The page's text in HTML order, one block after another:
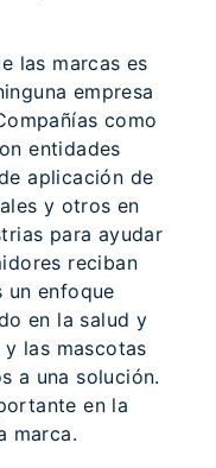
las marcas es
empresa
como
entidades
aplicación de
y otros en
para ayudar
reciban
un enfoque
en la salud y
las mascotas
a una solución.
en la
marca.